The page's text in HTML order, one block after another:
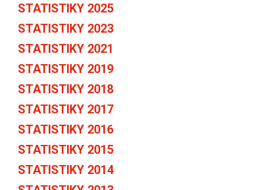
STATISTIKY 2025
STATISTIKY 2023
STATISTIKY 2021
STATISTIKY 2019
STATISTIKY 2018
STATISTIKY 2017
STATISTIKY 2016
STATISTIKY 2015
STATISTIKY 2014